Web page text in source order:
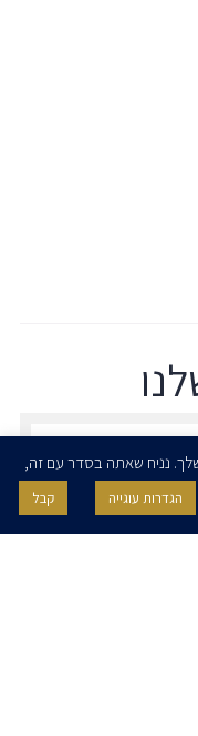
לי ניוזלטרים,
בי מהסכמתי לעיל בכל
נניח שאתה בסדר עם זה,
הגדרות עוגייה קבל